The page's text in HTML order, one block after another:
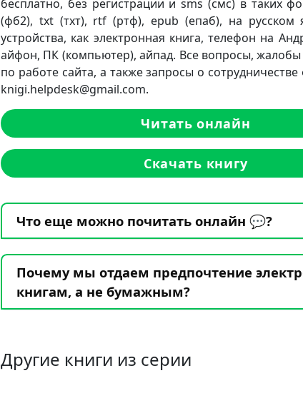
бесплатно, без регистрации и sms (смс) в таких
(фб2), txt (тхт), rtf (ртф), epub (епаб), на русском
устройства, как электронная книга, телефон на
айфон, ПК (компьютер), айпад. Все вопросы,
по работе сайта, а также запросы о сотрудничестве
knigi.helpdesk@gmail.com.
Читать онлайн
Скачать книгу
Что еще можно почитать онлайн 💬?
Почему мы отдаем предпочтение
книгам, а не бумажным?
Другие книги из серии